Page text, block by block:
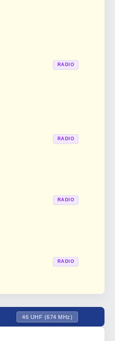
RADIO
RADIO
RADIO
RADIO
46 UHF (674 MHz)